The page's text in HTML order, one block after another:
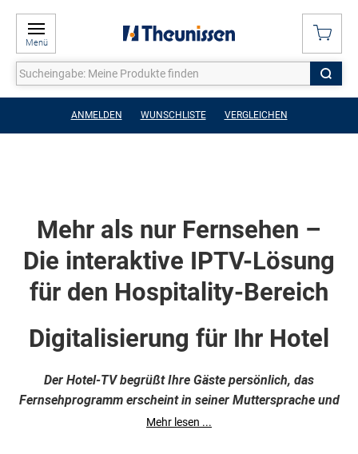
Menü
ANMELDEN WUNSCHLISTE VERGLEICHEN
Mehr als nur Fernsehen –
Die interaktive IPTV-Lösung
für den Hospitality-Bereich
Digitalisierung für Ihr Hotel
Der Hotel-TV begrüßt Ihre Gäste persönlich, das
Fernsehprogramm erscheint in seiner Muttersprache und
sämtliche Informationen und Services sind interaktiv
Mehr lesen ...